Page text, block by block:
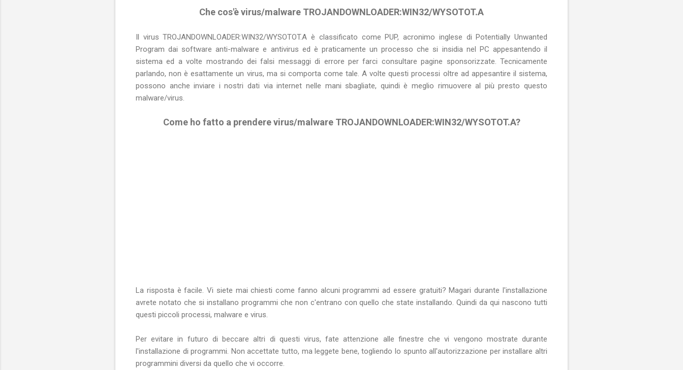
Che cos'è virus/malware TROJANDOWNLOADER:WIN32/WYSOTOT.A
Il virus TROJANDOWNLOADER:WIN32/WYSOTOT.A è classificato come PUP, acronimo inglese di Potentially Unwanted
Program dai software anti-malware e antivirus ed è praticamente un processo che si insidia nel PC appesantendo il
sistema ed a volte mostrando dei falsi messaggi di errore per farci consultare pagine sponsorizzate. Tecnicamente
parlando, non è esattamente un virus, ma si comporta come tale. A volte questi processi oltre ad appesantire il sistema,
possono anche inviare i nostri dati via internet nelle mani sbagliate, quindi è meglio rimuovere al più presto questo
malware/virus.
Come ho fatto a prendere virus/malware TROJANDOWNLOADER:WIN32/WYSOTOT.A?
La risposta è facile. Vi siete mai chiesti come fanno alcuni programmi ad essere gratuiti? Magari durante l'installazione
avrete notato che si installano programmi che non c'entrano con quello che state installando. Quindi da qui nascono tutti
questi piccoli processi, malware e virus.
Per evitare in futuro di beccare altri di questi virus, fate attenzione alle finestre che vi vengono mostrate durante
l'installazione di programmi. Non accettate tutto, ma leggete bene, togliendo lo spunto all'autorizzazione per installare altri
programmini diversi da quello che vi occorre.